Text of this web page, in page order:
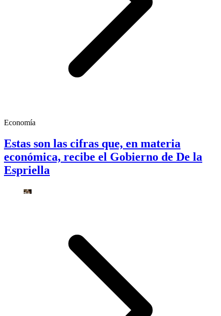
Economía
Estas son las cifras que, en materia
económica, recibe el Gobierno de De la
Espriella